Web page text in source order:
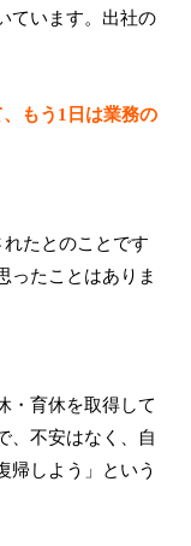
ています。出社の
もう1日は業務の
たとのことです
ったことはありま
・育休を取得して
、不安はなく、自
帰しよう」という